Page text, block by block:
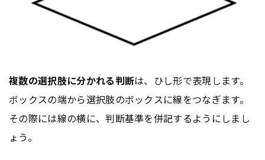
複数の選択肢に分かれる判断は、ひし形で表現します。
ボックスの端から選択肢のボックスに線をつなぎます。
その際には線の横に、判断基準を併記するようにしまし
ょう。